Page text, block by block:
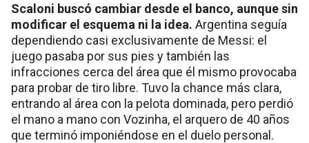
Scaloni buscó cambiar desde el banco, aunque sin
modificar el esquema ni la idea. Argentina seguía
dependiendo casi exclusivamente de Messi: el
juego pasaba por sus pies y también las
infracciones cerca del área que él mismo provocaba
para probar de tiro libre. Tuvo la chance más clara,
entrando al área con la pelota dominada, pero perdió
el mano a mano con Vozinha, el arquero de 40 años
que terminó imponiéndose en el duelo personal.